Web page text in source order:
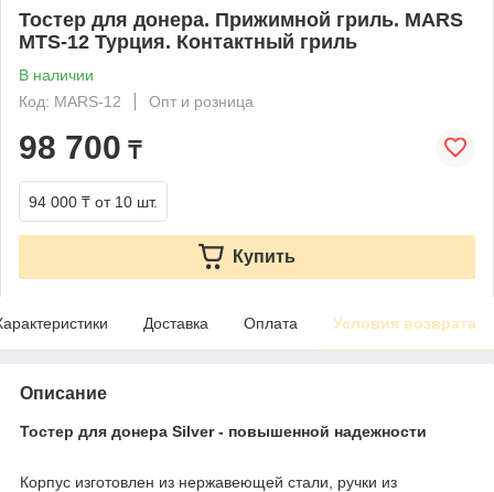
Тостер для донера. Прижимной гриль. MARS
MTS-12 Турция. Контактный гриль
В наличии
Код: MARS-12
Опт и розница
98 700 ₸
94 000 ₸ от 10 шт.
Купить
Доставка Оплата Условия возврата
Описание
Тостер для донера Silver - повышенной надежности
Корпус изготовлен из нержавеющей стали, ручки из